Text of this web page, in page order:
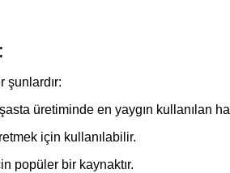
şunlardır:
üretiminde en yaygın kullanılan
için kullanılabilir.
popüler bir kaynaktır.